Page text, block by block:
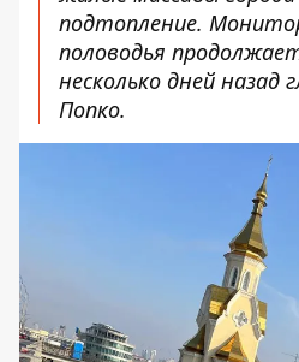
подтопление.
половодья
несколько дней назад
Попко.